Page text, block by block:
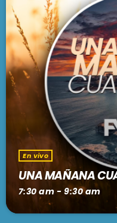
En vivo
UNA MAÑANA
7:30 am - 9:30 am